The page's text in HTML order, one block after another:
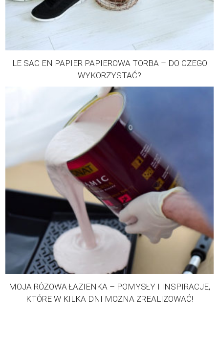
LE SAC EN PAPIER PAPIEROWA TORBA – DO CZEGO
WYKORZYSTAĆ?
MOJA RÓŻOWA ŁAZIENKA – POMYSŁY I INSPIRACJE,
KTÓRE W KILKA DNI MOŻNA ZREALIZOWAĆ!